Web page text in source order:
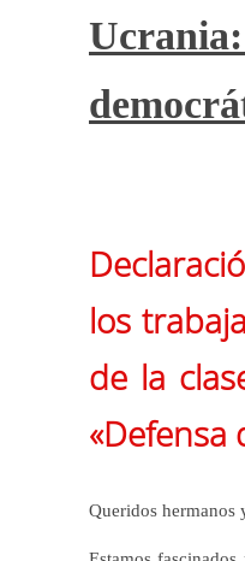
los
de la
«Defensa
Queridos hermanos